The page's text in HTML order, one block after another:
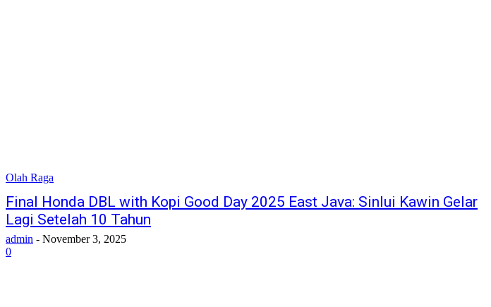
Olah Raga
Final Honda DBL with Kopi Good Day 2025 East Java: Sinlui Kawin Gelar
Lagi Setelah 10 Tahun
admin - November 3, 2025
0